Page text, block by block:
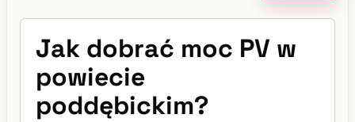
Jak dobrać moc PV w
powiecie
poddębickim?